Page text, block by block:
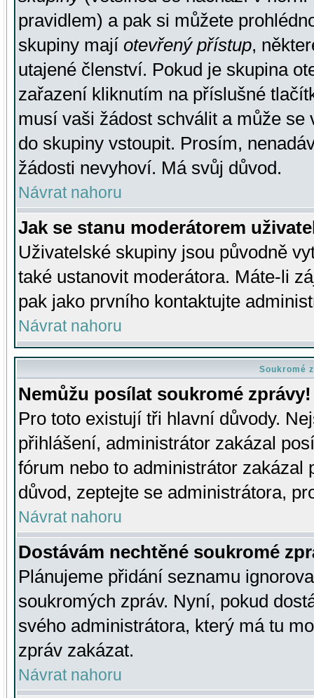
pravidlem) a pak si můžete
skupiny mají otevřený přístup,
utajené členství. Pokud je skupina
zařazení kliknutím na příslušné
musí vaši žádost schválit a může se
do skupiny vstoupit. Prosím,
žádosti nevyhoví. Má svůj důvod.
Návrat nahoru
Jak se stanu moderátorem
Uživatelské skupiny jsou původně
také ustanovit moderátora. Máte-li
pak jako prvního kontaktujte
Návrat nahoru
Soukromé
Nemůžu posílat soukromé zprávy!
Pro toto existují tři hlavní důvody.
přihlášení, administrátor zakázal
fórum nebo to administrátor zakázal
důvod, zeptejte se administrátora,
Návrat nahoru
Dostávám nechtěné soukromé
Plánujeme přidání seznamu
soukromých zpráv. Nyní, pokud
svého administrátora, který má tu
zpráv zakázat.
Návrat nahoru